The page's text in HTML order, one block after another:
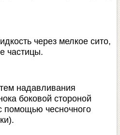
через мелкое сито,
частицы.
надавливания
боковой стороной
помощью чесночного